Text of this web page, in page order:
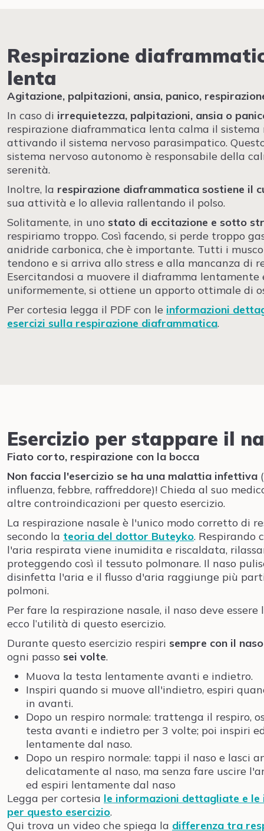
Respirazione
lenta
Agitazione, palpitazioni, ansia, panico,
In caso di irrequietezza, palpitazioni, ansia o
respirazione diaframmatica lenta calma il sistema
attivando il sistema nervoso parasimpatico.
sistema nervoso autonomo è responsabile della
serenità.
Inoltre, la respirazione diaframmatica sostiene il
sua attività e lo allevia rallentando il polso.
Solitamente, in uno stato di eccitazione e sotto
respiriamo troppo. Così facendo, si perde troppo
anidride carbonica, che è importante. Tutti i
tendono e si arriva allo stress e alla mancanza di
Esercitandosi a muovere il diaframma lentamente
uniformemente, si ottiene un apporto ottimale di
Per cortesia legga il PDF con le informazioni
esercizi sulla respirazione diaframmatica.
Esercizio per stappare il
Fiato corto, respirazione con la bocca
Non faccia l'esercizio se ha una malattia infettiva
influenza, febbre, raffreddore)! Chieda al suo
altre controindicazioni per questo esercizio.
La respirazione nasale è l'unico modo corretto di
secondo la teoria del dottor Buteyko. Respirando
l'aria respirata viene inumidita e riscaldata,
proteggendo così il tessuto polmonare. Il naso
disinfetta l'aria e il flusso d'aria raggiunge più
polmoni.
Per fare la respirazione nasale, il naso deve essere
ecco l’utilità di questo esercizio.
Durante questo esercizio respiri sempre con il naso
ogni passo sei volte.
Muova la testa lentamente avanti e indietro.
Inspiri quando si muove all'indietro, espiri
in avanti.
Dopo un respiro normale: trattenga il respiro,
testa avanti e indietro per 3 volte; poi inspiri
lentamente dal naso.
Dopo un respiro normale: tappi il naso e lasci
delicatamente al naso, ma senza fare uscire
ed espiri lentamente dal naso
Legga per cortesia le informazioni dettagliate e
per questo esercizio.
Qui trova un video che spiega la differenza tra